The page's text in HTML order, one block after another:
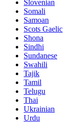
Slovenian
Somali
Samoan
Scots Gaelic
Shona
Sindhi
Sundanese
Swahili
Tajik
Tamil
Telugu
Thai
Ukrainian
Urdu